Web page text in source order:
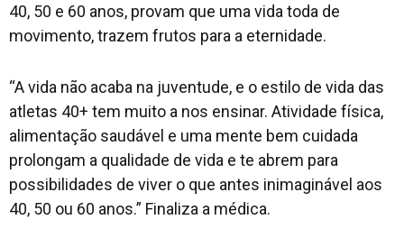
40, 50 e 60 anos, provam que uma vida toda de
movimento, trazem frutos para a eternidade.
“A vida não acaba na juventude, e o estilo de vida das
atletas 40+ tem muito a nos ensinar. Atividade física,
alimentação saudável e uma mente bem cuidada
prolongam a qualidade de vida e te abrem para
possibilidades de viver o que antes inimaginável aos
40, 50 ou 60 anos.” Finaliza a médica.